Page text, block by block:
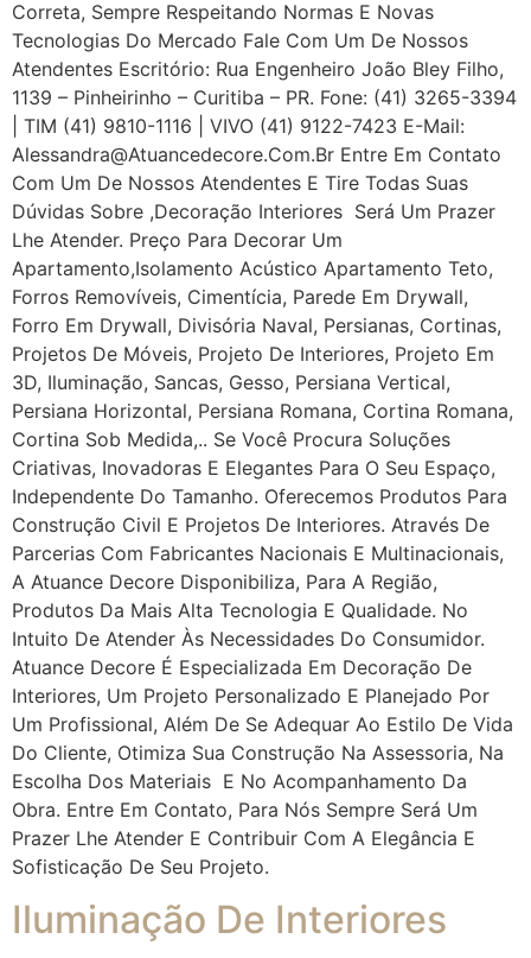
Correta, Sempre Respeitando Normas E Novas
Tecnologias Do Mercado Fale Com Um De Nossos
Atendentes Escritório: Rua Engenheiro João Bley Filho,
1139 – Pinheirinho – Curitiba – PR. Fone: (41) 3265-3394
| TIM (41) 9810-1116 | VIVO (41) 9122-7423 E-Mail:
Alessandra@atuancedecore.com.br Entre Em Contato
Com Um De Nossos Atendentes E Tire Todas Suas
Dúvidas Sobre ,Decoração Interiores Será Um Prazer
Lhe Atender. Preço Para Decorar Um
Apartamento,Isolamento Acústico Apartamento Teto,
Forros Removíveis, Cimentícia, Parede Em Drywall,
Forro Em Drywall, Divisória Naval, Persianas, Cortinas,
Projetos De Móveis, Projeto De Interiores, Projeto Em
3D, Iluminação, Sancas, Gesso, Persiana Vertical,
Persiana Horizontal, Persiana Romana, Cortina Romana,
Cortina Sob Medida,.. Se Você Procura Soluções
Criativas, Inovadoras E Elegantes Para O Seu Espaço,
Independente Do Tamanho. Oferecemos Produtos Para
Construção Civil E Projetos De Interiores. Através De
Parcerias Com Fabricantes Nacionais E Multinacionais,
A Atuance Decore Disponibiliza, Para A Região,
Produtos Da Mais Alta Tecnologia E Qualidade. No
Intuito De Atender Às Necessidades Do Consumidor.
Atuance Decore É Especializada Em Decoração De
Interiores, Um Projeto Personalizado E Planejado Por
Um Profissional, Além De Se Adequar Ao Estilo De Vida
Do Cliente, Otimiza Sua Construção Na Assessoria, Na
Escolha Dos Materiais E No Acompanhamento Da
Obra. Entre Em Contato, Para Nós Sempre Será Um
Prazer Lhe Atender E Contribuir Com A Elegância E
Sofisticação De Seu Projeto.
Iluminação De Interiores